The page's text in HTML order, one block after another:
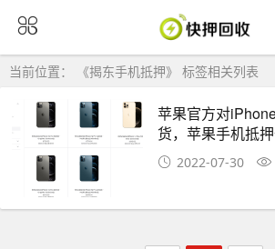
当前位置： 《揭东手机抵押》 标签相关列表
苹果官方对
货，苹果手机抵
2022-07-30